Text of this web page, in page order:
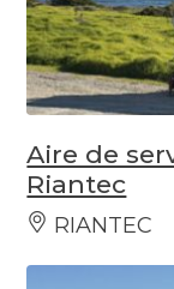
Aire de
Riantec
RIANTEC